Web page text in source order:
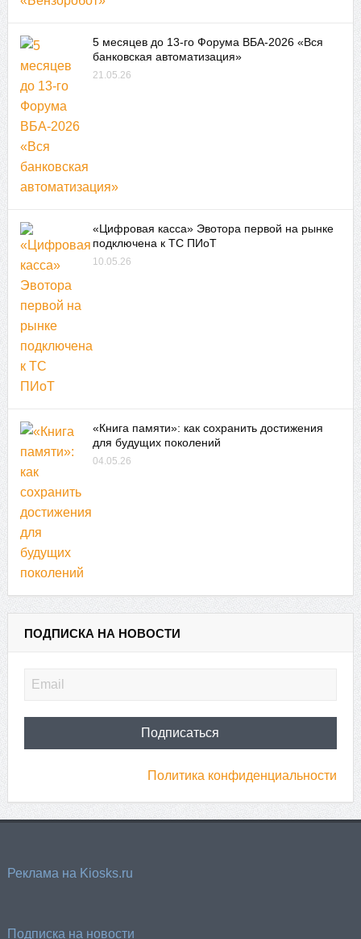
5 месяцев до 13-го Форума ВБА-2026 «Вся
банковская автоматизация»
21.05.26
«Цифровая касса» Эвотора первой на рынке
подключена к ТС ПИоТ
10.05.26
«Книга памяти»: как сохранить достижения
для будущих поколений
04.05.26
ПОДПИСКА НА НОВОСТИ
Политика конфиденциальности
Реклама на Kiosks.ru
Подписка на новости